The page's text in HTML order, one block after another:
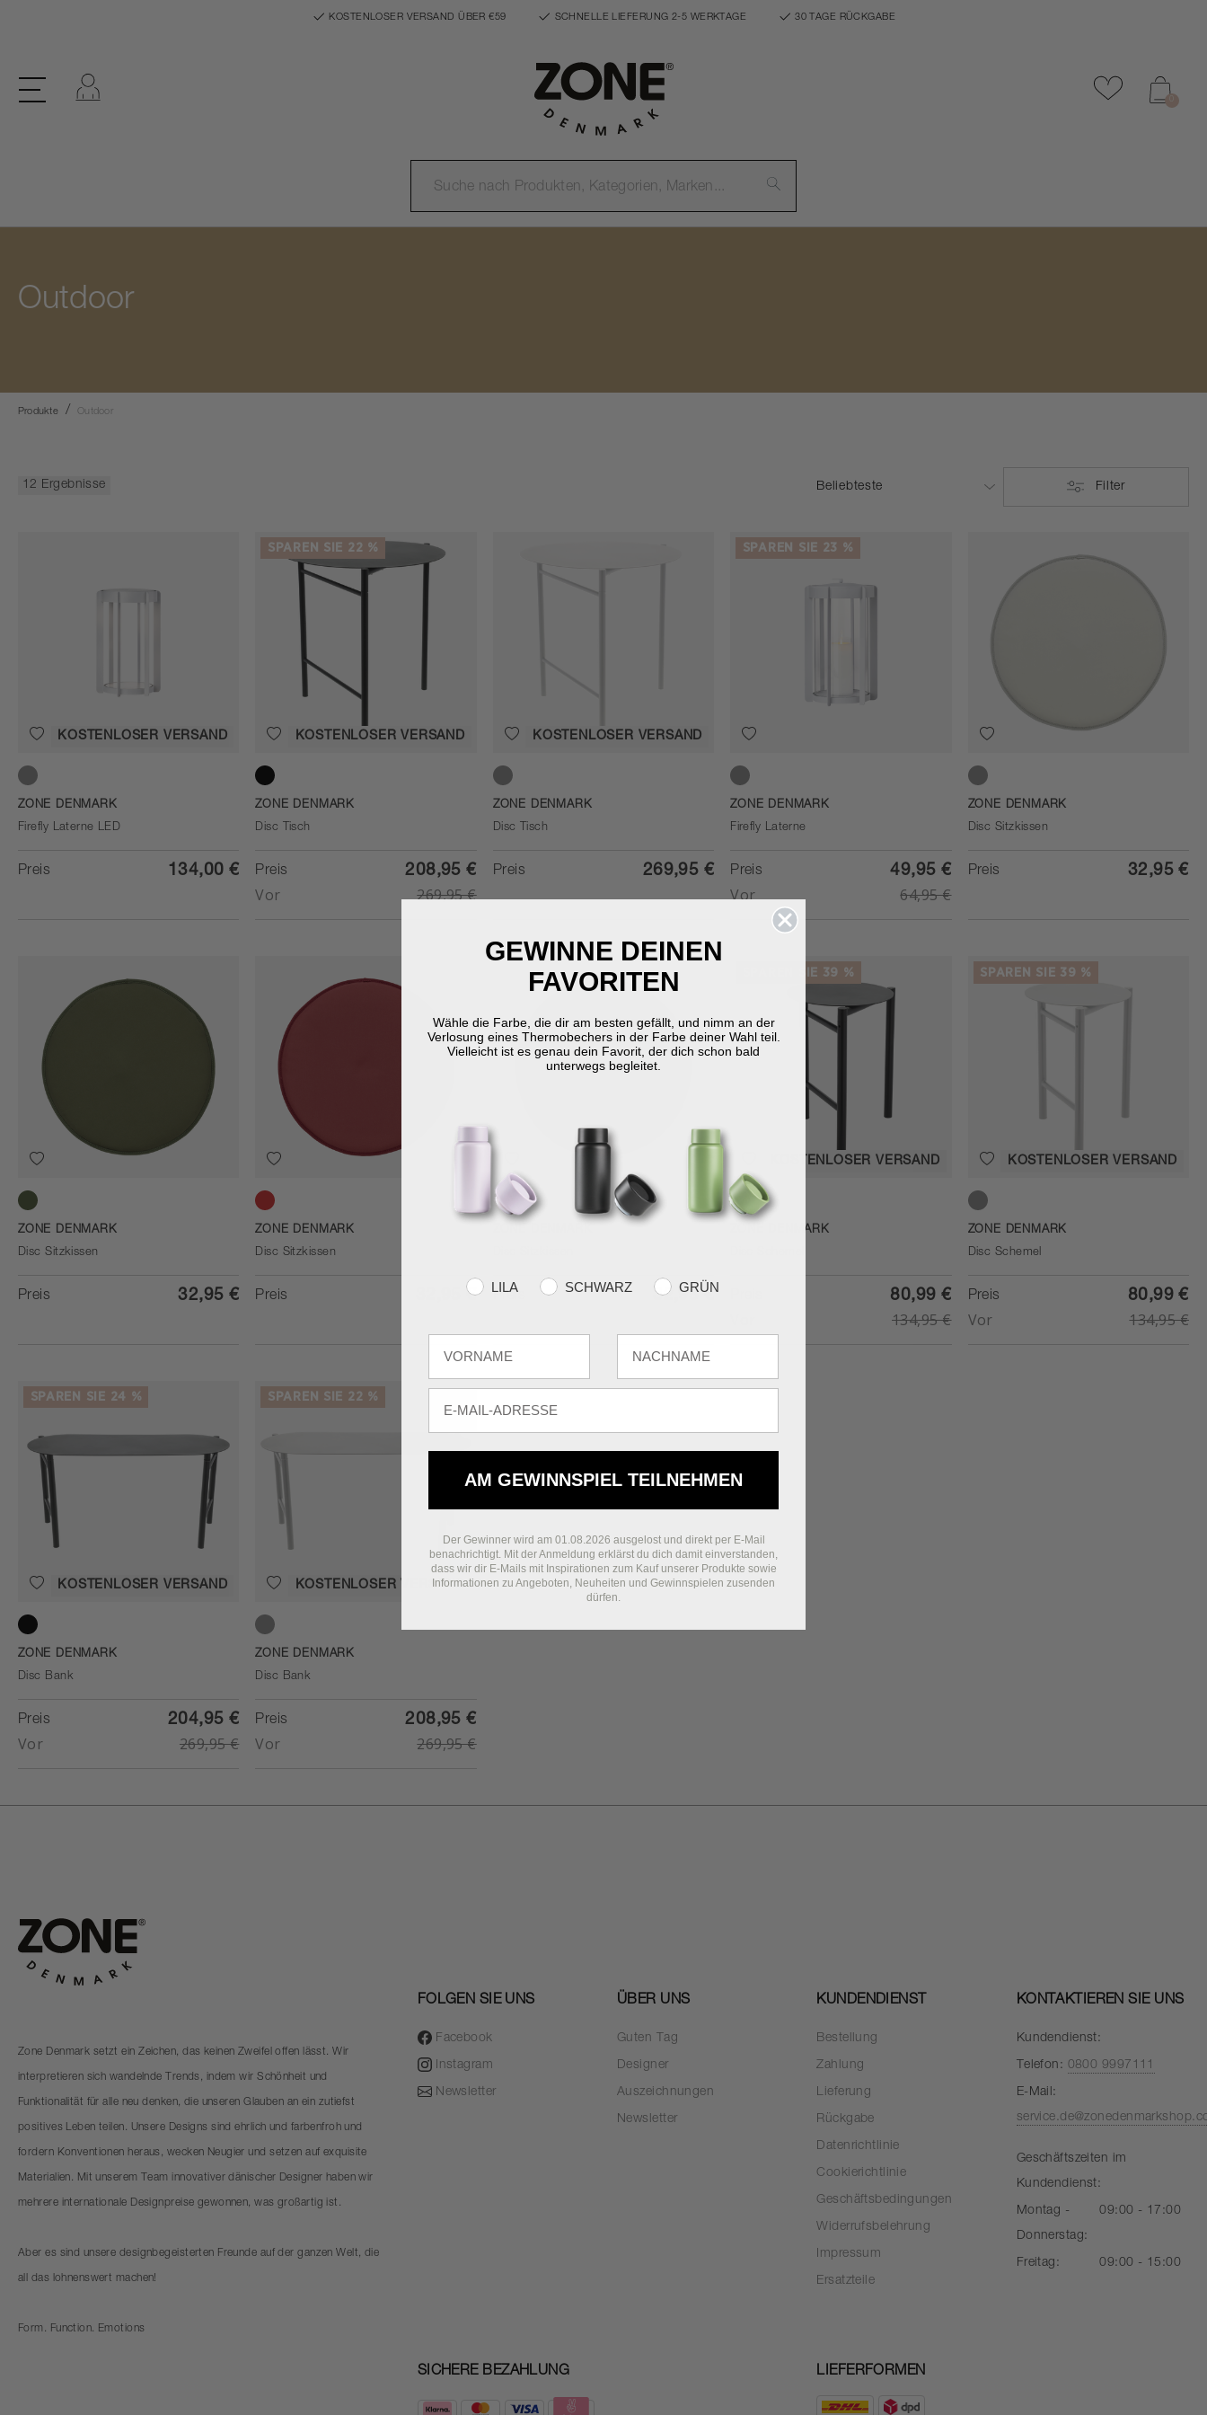
KOSTENLOSER VERSAND ÜBER €59 SCHNELLE LIEFERUNG 2-5 WERKTAGE 30 TAGE RÜCKGABE
Zu
Outdoor
Produkte Outdoor
12 Ergebnisse Filter
KOSTENLOSER VERSAND
Soft Grey
ZONE DENMARK
Firefly Laterne LED
Preis 134,00 €
SPAREN SIE 22 %
KOSTENLOSER VERSAND
Black
ZONE DENMARK
Disc Tisch
Preis 208,95 €
Vor 269,95 €
KOSTENLOSER VERSAND
Soft Grey
ZONE DENMARK
Disc Tisch
Preis 269,95 €
SPAREN SIE 23 %
Soft Grey
ZONE DENMARK
Firefly Laterne
Preis 49,95 €
Vor 64,95 €
Soft Grey
ZONE DENMARK
Disc Sitzkissen
Preis 32,95 €
Forest green
ZONE DENMARK
Disc Sitzkissen
Preis 32,95 €
Cherry Red
ZONE DENMARK
Disc Sitzkissen
Preis 32,95 €
Orange Crush
Preis 32,95 €
SPAREN SIE 39 %
KOSTENLOSER VERSAND
Black
ZONE DENMARK
80,99 €
134,95 €
SPAREN SIE 39 %
KOSTENLOSER VERSAND
Soft Grey
ZONE DENMARK
Disc Schemel
Preis 80,99 €
Vor 134,95 €
SPAREN SIE 24 %
KOSTENLOSER VERSAND
Black
ZONE DENMARK
Disc Bank
Preis 204,95 €
Vor 269,95 €
SPAREN SIE 22 %
KOSTENLOSER VERSAND
Soft Grey
ZONE DENMARK
Disc Bank
Preis 208,95 €
Vor 269,95 €
Zone Denmark setzt ein Zeichen, das keinen Zweifel offen lässt. Wir
interpretieren sich wandelnde Trends, indem wir Schönheit und
Funktionalität für alle neu denken, die unseren Glauben an ein zutiefst
positives Leben teilen. Unsere Designs sind ehrlich und farbenfroh und
fordern Konventionen heraus, wecken Neugier und setzen auf exquisite
Materialien. Mit unserem Team innovativer dänischer Designer haben wir
mehrere internationale Designpreise gewonnen, was großartig ist.
Aber es sind unsere designbegeisterten Freunde auf der ganzen Welt, die
all das lohnenswert machen!
Form. Function. Emotions
FOLGEN SIE UNS
Facebook
Instagram
Newsletter
ÜBER UNS
Guten Tag
Designer
Auszeichnungen
Newsletter
KUNDENDIENST
Bestellung
Zahlung
Lieferung
Rückgabe
Datenrichtlinie
Cookierichtlinie
Geschäftsbedingungen
Widerrufsbelehrung
Impressum
Ersatzteile
KONTAKTIEREN SIE UNS
Kundendienst:
Telefon: 0800 9997111
E-Mail:
Geschäftszeiten im
Kundendienst:
Montag -
Donnerstag:
09:00 - 17:00
Freitag: 09:00 - 15:00
SICHERE BEZAHLUNG LIEFERFORMEN
GEWINNE DEINEN
FAVORITEN
Wähle die Farbe, die dir am besten gefällt, und nimm an der
Verlosung eines Thermobechers in der Farbe deiner Wahl teil.
Vielleicht ist es genau dein Favorit, der dich schon bald
unterwegs begleitet.
Farvevalg
LILA SCHWARZ GRÜN
AM GEWINNSPIEL TEILNEHMEN
Der Gewinner wird am 01.08.2026 ausgelost und direkt per E-Mail
benachrichtigt. Mit der Anmeldung erklärst du dich damit einverstanden,
dass wir dir E-Mails mit Inspirationen zum Kauf unserer Produkte sowie
Informationen zu Angeboten, Neuheiten und Gewinnspielen zusenden
dürfen.